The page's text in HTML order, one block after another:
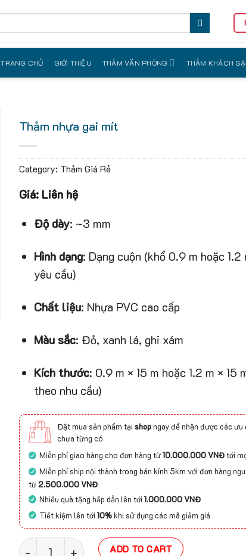
TRANG CHỦ GIỚI THIỆU THẢM VĂN PHÒNG THẢM KHÁCH
Thảm nhựa gai mít
Category: Thảm Giá Rẻ
Giá: Liên hệ
Độ dày: ~3 mm
Hình dạng: Dạng cuộn (khổ 0.9 m hoặc
yêu cầu)
Chất liệu: Nhựa PVC cao cấp
Màu sắc: Đỏ, xanh lá, ghi xám
Kích thước: 0.9 m × 15 m hoặc 1.2 m × 15
theo nhu cầu)
Đặt mua sản phẩm tại shopngay để nhận được các ưu
chưa từng có
Miễn phí giao hàng cho đơn hàng từ10.000.000 VNĐtới
Miễn phí ship nội thành trong bán kính 5km với đơn hàng
từ2.500.000 VNĐ
Nhiều quà tặng hấp dẫn lên tới 1.000.000 VNĐ
Tiết kiệm lên tới 10%khi sử dụng các mã giảm giá
Thảm nhựa gai mít quantity
ADD TO CART